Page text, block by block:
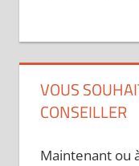
VOUS
CONSEILLER
Maintenant ou